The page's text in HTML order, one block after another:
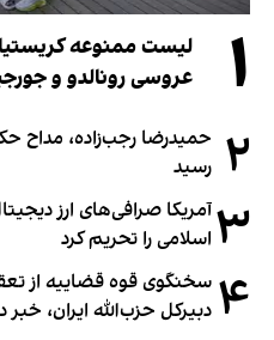
۱
عروسی رونالدو و
۲ حمیدرضا رجب‌زاده، مداح
رسید
۳آمریکا صرافی‌های ارز
اسلامی را تحریم کرد
۴ سخنگوی قوه قضاییه از
دبیر‌کل حزب‌الله ایران، خبر